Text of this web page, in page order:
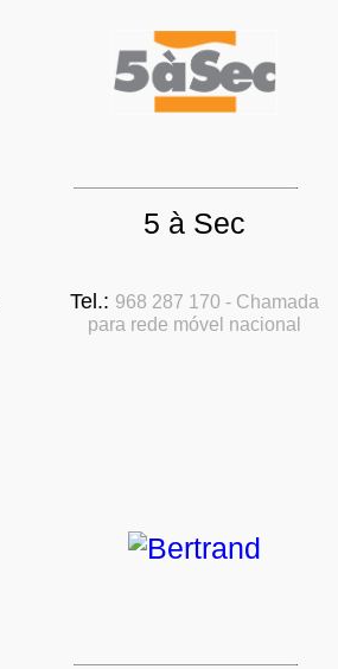
5 à Sec
Tel.: 968 287 170 - Chamada
para rede móvel nacional